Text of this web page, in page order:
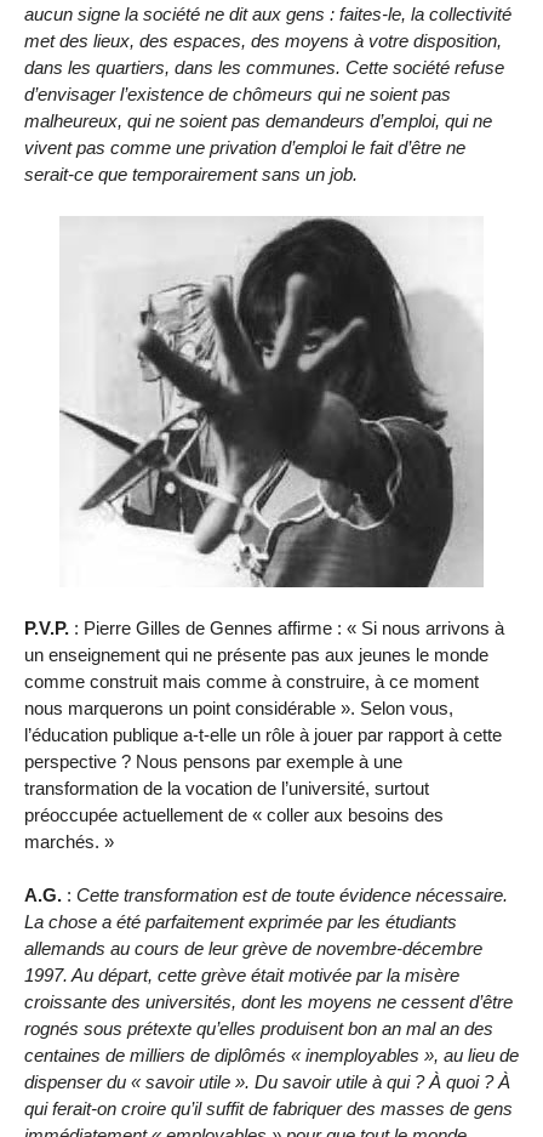
aucun signe la société ne dit aux gens : faites-le, la collectivité
met des lieux, des espaces, des moyens à votre disposition,
dans les quartiers, dans les communes. Cette société refuse
d’envisager l’existence de chômeurs qui ne soient pas
malheureux, qui ne soient pas demandeurs d’emploi, qui ne
vivent pas comme une privation d’emploi le fait d’être ne
serait-ce que temporairement sans un job.
P.V.P. : Pierre Gilles de Gennes affirme : « Si nous arrivons à
un enseignement qui ne présente pas aux jeunes le monde
comme construit mais comme à construire, à ce moment
nous marquerons un point considérable ». Selon vous,
l’éducation publique a-t-elle un rôle à jouer par rapport à cette
perspective ? Nous pensons par exemple à une
transformation de la vocation de l’université, surtout
préoccupée actuellement de « coller aux besoins des
marchés. »
A.G. : Cette transformation est de toute évidence nécessaire.
La chose a été parfaitement exprimée par les étudiants
allemands au cours de leur grève de novembre-décembre
1997. Au départ, cette grève était motivée par la misère
croissante des universités, dont les moyens ne cessent d’être
rognés sous prétexte qu’elles produisent bon an mal an des
centaines de milliers de diplômés « inemployables », au lieu de
dispenser du « savoir utile ». Du savoir utile à qui ? À quoi ? À
qui ferait-on croire qu’il suffit de fabriquer des masses de gens